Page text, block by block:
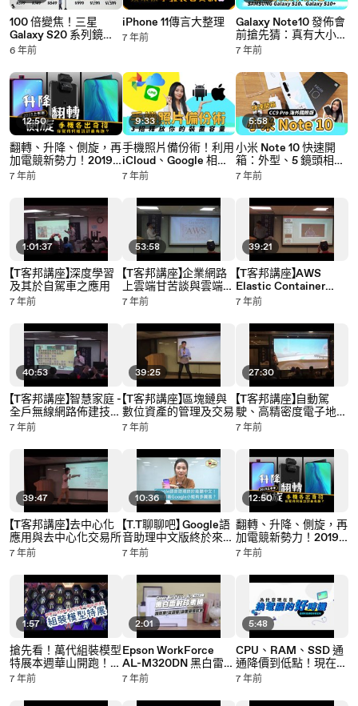
100 倍變焦！三星
Galaxy S20 系列鏡
頭、錄影、Quick
螢幕五大特色解析
6 年前
12:50
翻轉、升降、側旋，再
加電競新勢力！2019
上半年手機各出奇招
趣？（feat.科技暖男
劉胖胖）
7 年前
1:01:37
【T客邦講座】深度學習
及其於自駕車之應用
7 年前
40:53
【T客邦講座】智慧家庭 -
全戶無線網路佈建技
術，無線延伸系統如何
7 年前
39:47
【T客邦講座】去中心化
應用與去中心化交易所
7 年前
1:57
搶先看！萬代組裝模型
特展本週華山開跑！鋼
彈、玩具總動員、哆拉
7 年前
iPhone 11傳言大整理
7 年前
9:33
手機照片備份術！利用
iCloud、Google 相簿
和 LINE 相簿釋放你的
7 年前
53:58
【T客邦講座】企業網路
上雲端甘苦談與雲端網
路管理(Nebula)
7 年前
39:25
【T客邦講座】區塊鏈與
數位資產的管理及交易
7 年前
10:36
【T.T聊聊吧】 Google語
音助理中文版終於來
了！實測看看Google
7 年前
2:01
Epson WorkForce
AL-M320DN 黑白雷射
印表機｜重點開箱！高
佳幫手
7 年前
Galaxy Note10 發佈會
前搶先猜：真有大小雙
版本？12G 記憶體？
暖男-劉胖胖）
7 年前
5:58
小米 Note 10 快速開
箱：外型、5 鏡頭相
機、人像與夜景模式實
7 年前
39:21
【T客邦講座】AWS
Elastic Container
Service & AWS
7 年前
27:30
【T客邦講座】自動駕
駛、高精密度電子地圖
及開發用API
7 年前
12:50
翻轉、升降、側旋，再
加電競新勢力！2019
上半年手機各出奇招
趣？（feat.科技暖男
7 年前
5:48
CPU、RAM、SSD 通
通降價到低點！現在是
進場換電腦的好時機
7 年前